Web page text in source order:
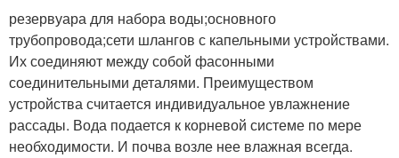
резервуара для набора воды;основного
трубопровода;сети шлангов с капельными устройствами.
Их соединяют между собой фасонными
соединительными деталями. Преимуществом
устройства считается индивидуальное увлажнение
рассады. Вода подается к корневой системе по мере
необходимости. И почва возле нее влажная всегда.